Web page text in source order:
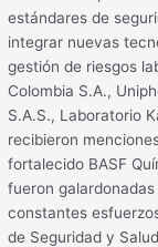
estándares de
integrar nuevas
gestión de riesgos
Colombia S.A.,
S.A.S., Laboratorio
recibieron
fortalecido BASF
fueron galardonadas
constantes
de Seguridad y